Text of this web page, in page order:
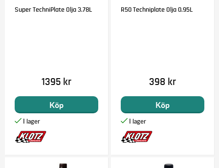
Super TechniPlate Olja 3.78L
1395 kr
Köp
R50 Techniplate Olja 0.95L
398 kr
Köp